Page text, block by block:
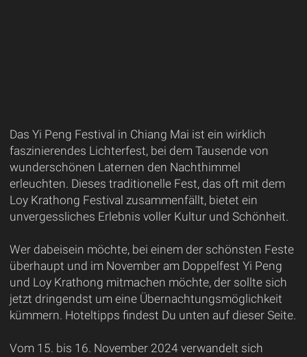
Das Yi Peng Festival in Chiang Mai ist ein wirklich
faszinierendes Lichterfest, bei dem Tausende von
wunderschönen Laternen den Nachthimmel
erleuchten. Dieses traditionelle Fest, das oft mit dem
Loy Krathong Festival zusammenfällt, bietet ein
unvergessliches Erlebnis voller Kultur und Schönheit.
Wer dabeisein möchte, bei einem der schönsten Feste
überhaupt und im November am Doppelfest Yi Peng
und Loy Krathong mitmachen möchte, der sollte sich
jetzt dringendst um eine Übernachtungsmöglichkeit
kümmern. Hoteltipps findest Du unten auf dieser Seite.
Vom 15. bis 16. November 2024 verwandelt sich